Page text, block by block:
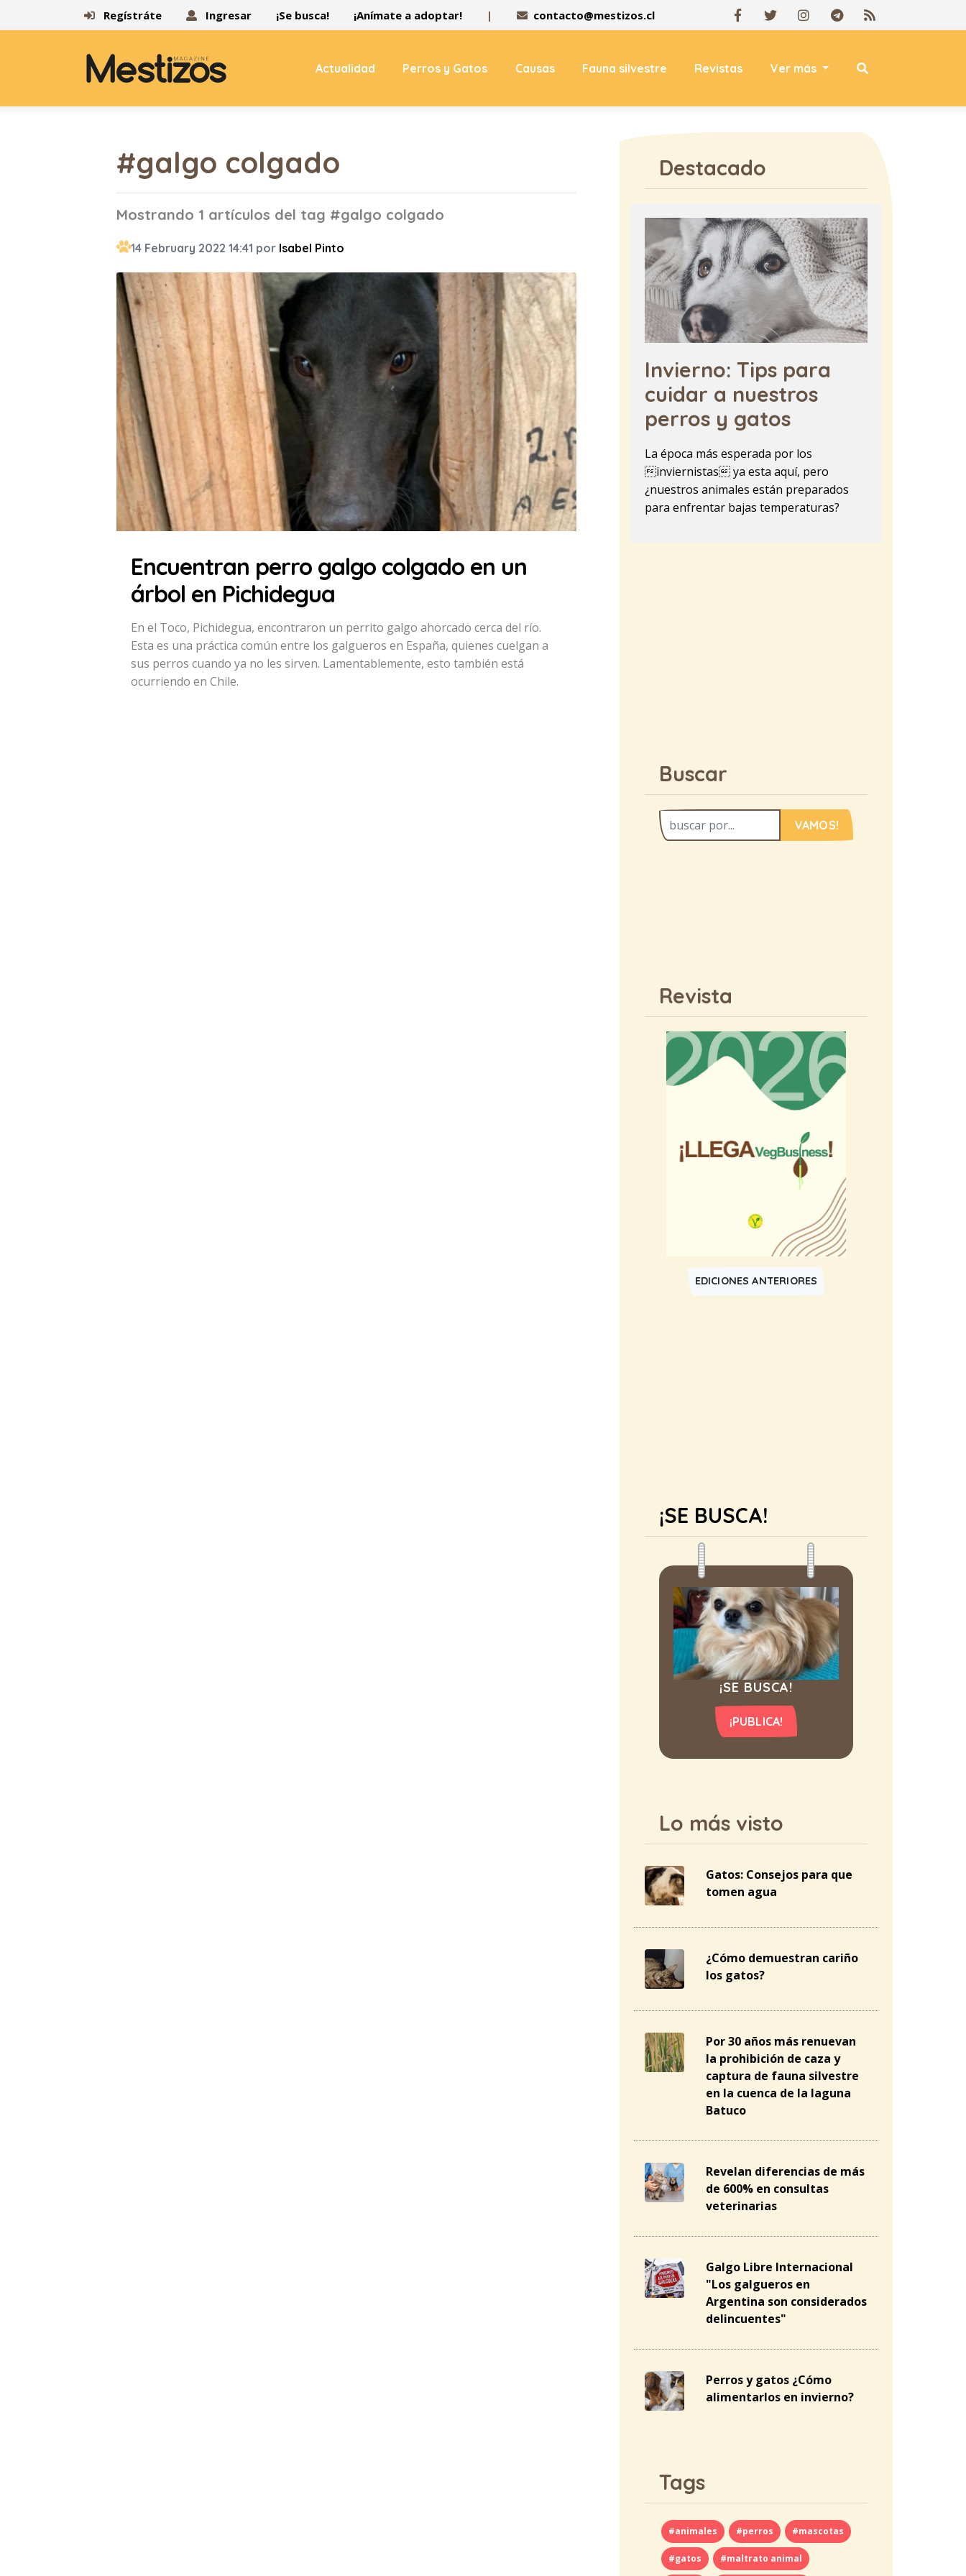
Regístráte Ingresar ¡Se busca! ¡Anímate a adoptar! | contacto@mestizos.cl
Actualidad Perros y Gatos Causas Fauna silvestre Revistas Ver más
#galgo colgado
Mostrando 1 artículos del tag #galgo colgado
14 February 2022 14:41 por Isabel Pinto
Encuentran perro galgo colgado en un
árbol en Pichidegua
En el Toco, Pichidegua, encontraron un perrito galgo ahorcado cerca del río.
Esta es una práctica común entre los galgueros en España, quienes cuelgan a
sus perros cuando ya no les sirven. Lamentablemente, esto también está
ocurriendo en Chile.
Destacado
Invierno: Tips para
cuidar a nuestros
perros y gatos
La época más esperada por los
inviernistas ya esta aquí, pero
¿nuestros animales están preparados
para enfrentar bajas temperaturas?
Buscar
VAMOS!
Revista
EDICIONES ANTERIORES
¡SE BUSCA!
¡SE BUSCA!
¡PUBLICA!
Lo más visto
Gatos: Consejos para que
tomen agua
¿Cómo demuestran cariño
los gatos?
Por 30 años más renuevan
la prohibición de caza y
captura de fauna silvestre
en la cuenca de la laguna
Batuco
Revelan diferencias de más
de 600% en consultas
veterinarias
Galgo Libre Internacional
"Los galgueros en
Argentina son considerados
delincuentes"
Perros y gatos ¿Cómo
alimentarlos en invierno?
Tags
#animales #perros #mascotas
#gatos #maltrato animal